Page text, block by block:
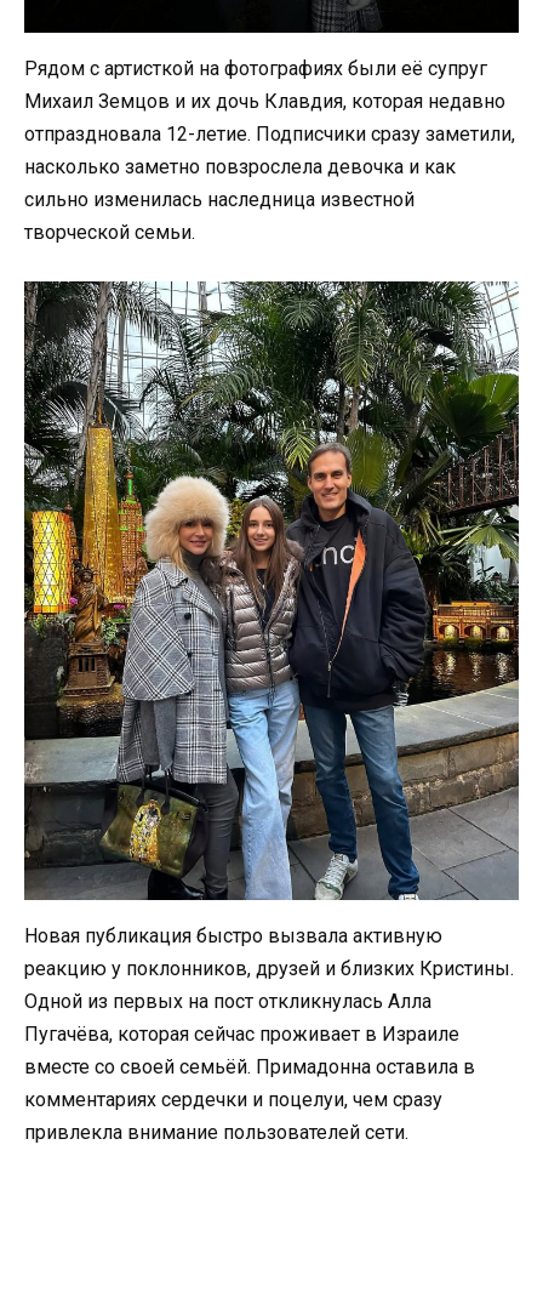
Рядом с артисткой на фотографиях были её супруг
Михаил Земцов и их дочь Клавдия, которая недавно
отпраздновала 12-летие. Подписчики сразу заметили,
насколько заметно повзрослела девочка и как
сильно изменилась наследница известной
творческой семьи.
Новая публикация быстро вызвала активную
реакцию у поклонников, друзей и близких Кристины.
Одной из первых на пост откликнулась Алла
Пугачёва, которая сейчас проживает в Израиле
вместе со своей семьёй. Примадонна оставила в
комментариях сердечки и поцелуи, чем сразу
привлекла внимание пользователей сети.